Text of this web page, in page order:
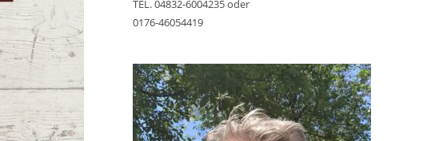
TEL. 04832-6004235 oder
0176-46054419